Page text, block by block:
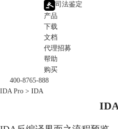
司法鉴定
产品
下载
文档
代理招募
帮助
购买
400-8765-888
IDA Pro > IDA